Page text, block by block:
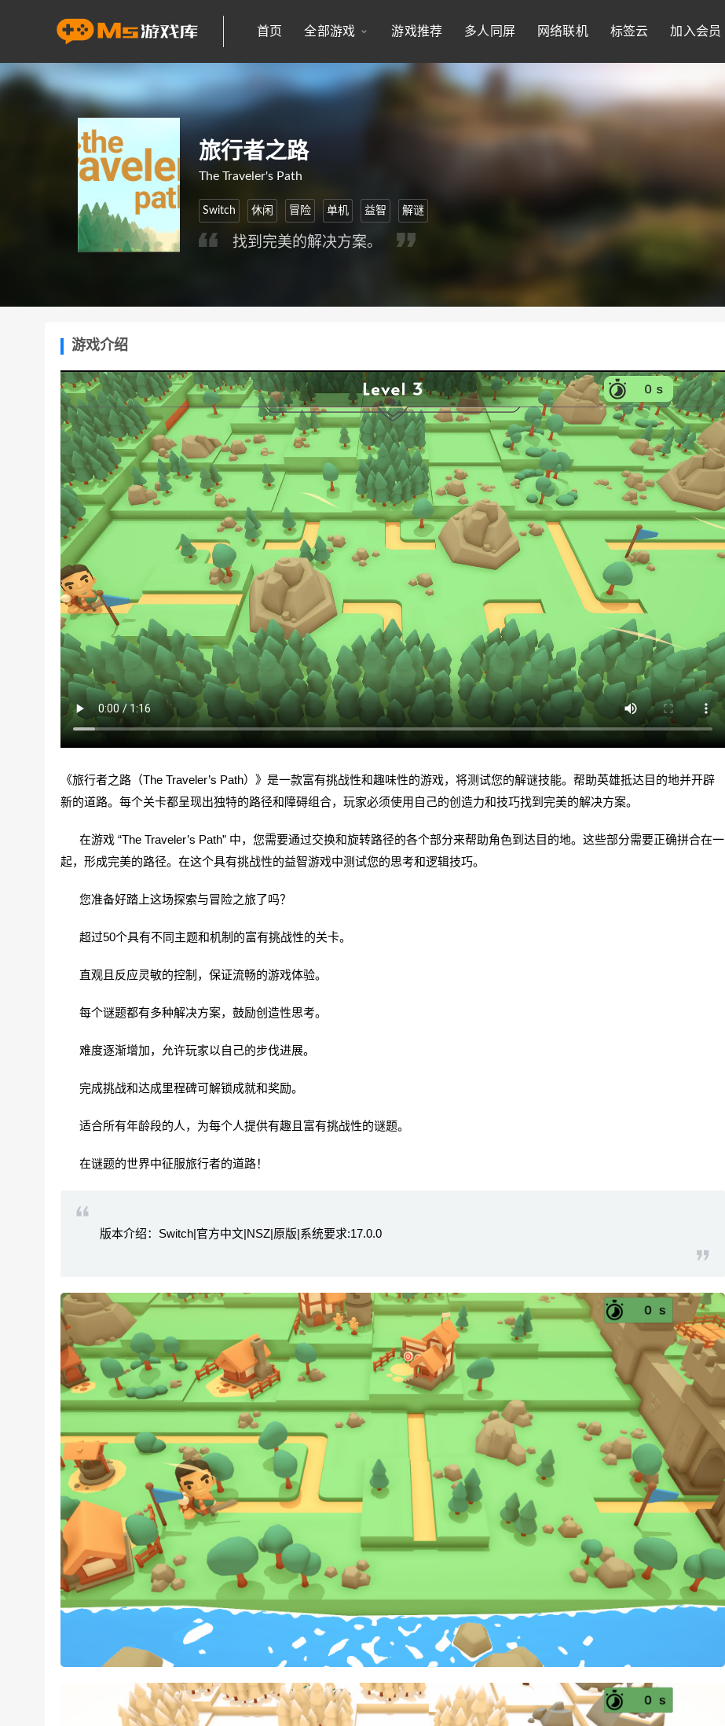
首页 全部游戏 游戏推荐 多人同屏 网络联机 标签云 加入会员
旅行者之路
The Traveler's Path
Switch 休闲 冒险 单机 益智 解谜
找到完美的解决方案。
游戏介绍
《旅行者之路（The Traveler’s Path）》是一款富有挑战性和趣味性的游戏，将测试您的解谜技能。帮助英雄抵达目的地并开辟
新的道路。每个关卡都呈现出独特的路径和障碍组合，玩家必须使用自己的创造力和技巧找到完美的解决方案。
在游戏 “The Traveler’s Path” 中，您需要通过交换和旋转路径的各个部分来帮助角色到达目的地。这些部分需要正确拼合在一
起，形成完美的路径。在这个具有挑战性的益智游戏中测试您的思考和逻辑技巧。
您准备好踏上这场探索与冒险之旅了吗？
超过50个具有不同主题和机制的富有挑战性的关卡。
直观且反应灵敏的控制，保证流畅的游戏体验。
每个谜题都有多种解决方案，鼓励创造性思考。
难度逐渐增加，允许玩家以自己的步伐进展。
完成挑战和达成里程碑可解锁成就和奖励。
适合所有年龄段的人，为每个人提供有趣且富有挑战性的谜题。
在谜题的世界中征服旅行者的道路！
版本介绍：Switch|官方中文|NSZ|原版|系统要求:17.0.0